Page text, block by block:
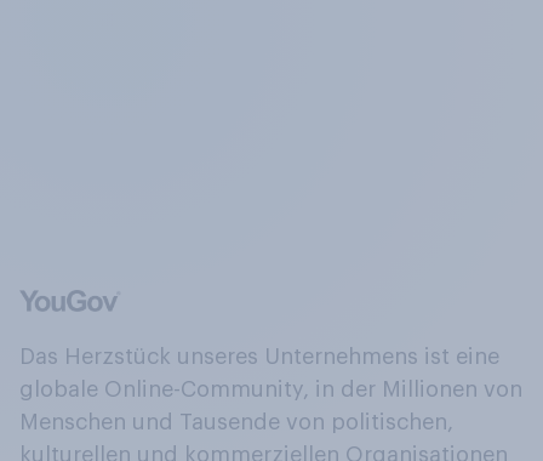
Das Herzstück unseres Unternehmens ist eine
globale Online-Community, in der Millionen von
Menschen und Tausende von politischen,
kulturellen und kommerziellen Organisationen